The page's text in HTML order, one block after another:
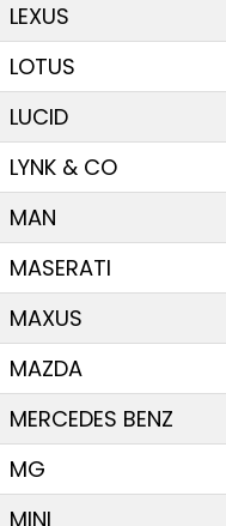
LEXUS
LOTUS
LUCID
LYNK & CO
MAN
MASERATI
MAXUS
MAZDA
MERCEDES BENZ
MG
MINI